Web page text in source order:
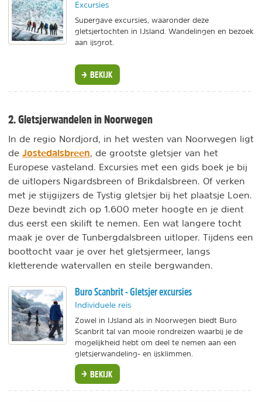
Excursies
Supergave excursies, waaronder deze
gletsjertochten in IJsland. Wandelingen en bezoek
aan ijsgrot.
BEKIJK
2. Gletsjerwandelen in Noorwegen
In de regio Nordjord, in het westen van Noorwegen ligt
de Jostedalsbreen , de grootste gletsjer van het
Europese vasteland. Excursies met een gids boek je bij
de uitlopers Nigardsbreen of Brikdalsbreen. Of verken
met je stijgijzers de Tystig gletsjer bij het plaatsje Loen.
Deze bevindt zich op 1.600 meter hoogte en je dient
dus eerst een skilift te nemen. Een wat langere tocht
maak je over de Tunbergdalsbreen uitloper. Tijdens een
boottocht vaar je over het gletsjermeer, langs
kletterende watervallen en steile bergwanden.
Buro Scanbrit - Gletsjer excursies
Individuele reis
Zowel in IJsland als in Noorwegen biedt Buro
Scanbrit tal van mooie rondreizen waarbij je de
mogelijkheid hebt om deel te nemen aan een
gletsjerwandeling- en ijsklimmen.
BEKIJK